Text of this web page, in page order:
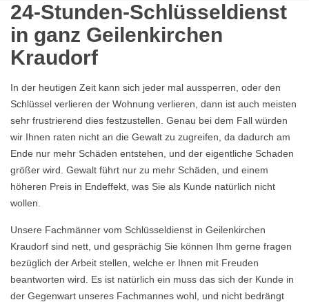
24-Stunden-Schlüsseldienst
in ganz Geilenkirchen
Kraudorf
In der heutigen Zeit kann sich jeder mal aussperren, oder den
Schlüssel verlieren der Wohnung verlieren, dann ist auch meisten
sehr frustrierend dies festzustellen. Genau bei dem Fall würden
wir Ihnen raten nicht an die Gewalt zu zugreifen, da dadurch am
Ende nur mehr Schäden entstehen, und der eigentliche Schaden
größer wird. Gewalt führt nur zu mehr Schäden, und einem
höheren Preis in Endeffekt, was Sie als Kunde natürlich nicht
wollen.
Unsere Fachmänner vom Schlüsseldienst in Geilenkirchen
Kraudorf sind nett, und gesprächig Sie können Ihm gerne fragen
bezüglich der Arbeit stellen, welche er Ihnen mit Freuden
beantworten wird. Es ist natürlich ein muss das sich der Kunde in
der Gegenwart unseres Fachmannes wohl, und nicht bedrängt